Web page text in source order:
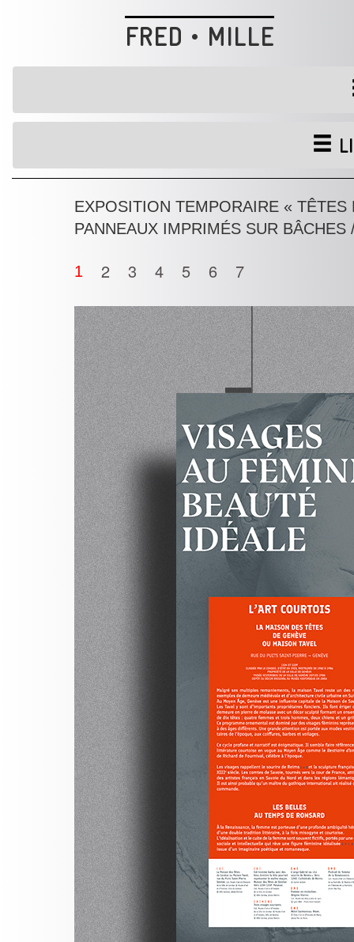
FRED • MILLE
EXPOSITION TEMPORAIRE «
PANNEAUX IMPRIMÉS SUR BÂCHES
1 2 3 4 5 6 7